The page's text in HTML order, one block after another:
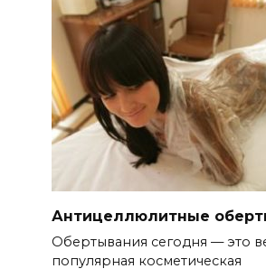
Антицеллюлитные
Обертывания сегодня — это
популярная косметическая